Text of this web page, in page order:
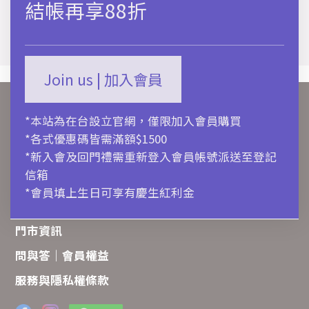
結帳再享88折
Join us | 加入會員
*本站為在台設立官網，僅限加入會員購買
*各式優惠碼皆需滿額$1500
*新入會及回門禮需重新登入會員帳號派送至登記
信箱
*會員填上生日可享有慶生紅利金
關於ALDO
購物流程
聯絡我們
商品保養
門市資訊
問與答｜會員權益
服務與隱私權條款